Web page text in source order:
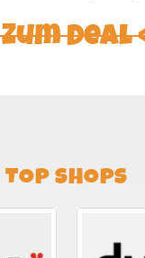
Zum Deal
TOP SHOPS